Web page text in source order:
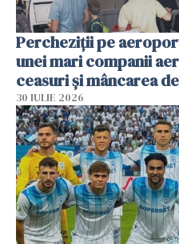
Percheziții pe
unei mari companii
ceasuri și mâncarea
30 IULIE 2026